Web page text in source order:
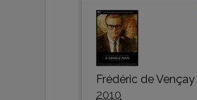
Frédéric de Vençay
2010